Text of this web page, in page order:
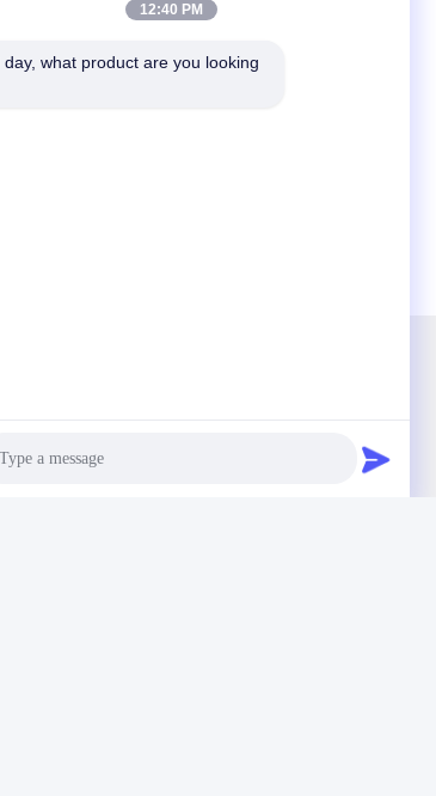
Gas Plant
fazlası için bültenimize abone olun.
12:40 PM
day, what product are you looking